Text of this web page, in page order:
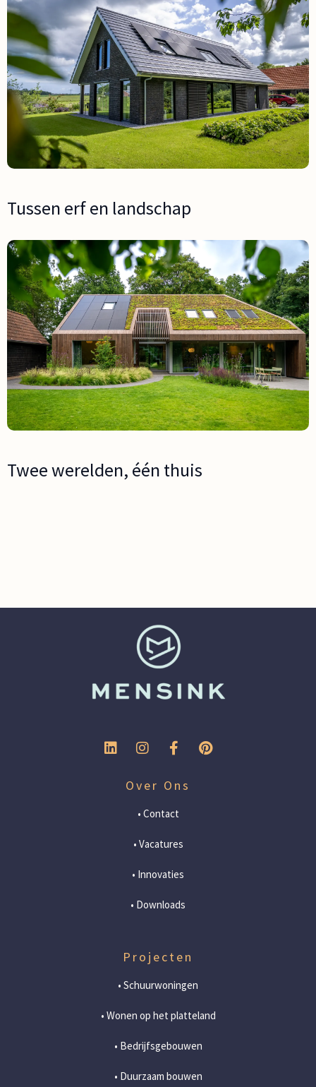
Tussen erf en landschap
Twee werelden, één thuis
Over Ons
• Contact
• Vacatures
• Innovaties
• Downloads
Projecten
• Schuurwoningen
• Wonen op het platteland
• Bedrijfsgebouwen
• Duurzaam bouwen